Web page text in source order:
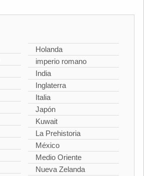
Holanda
imperio romano
India
Inglaterra
Italia
Japón
Kuwait
La Prehistoria
México
Medio Oriente
Nueva Zelanda